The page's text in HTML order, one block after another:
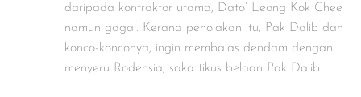
daripada kontraktor utama, Dato’ Leong Kok Chee
namun gagal. Kerana penolakan itu, Pak Dalib dan
konco-konconya, ingin membalas dendam dengan
menyeru Rodensia, saka tikus belaan Pak Dalib.